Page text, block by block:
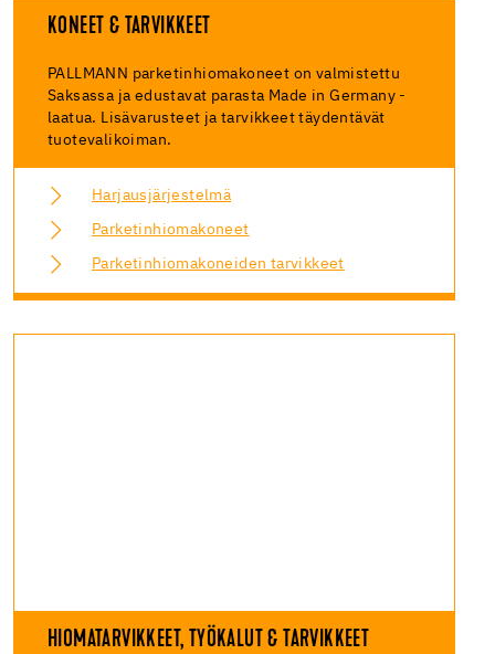
KONEET & TARVIKKEET
PALLMANN parketinhiomakoneet on valmistettu
Saksassa ja edustavat parasta Made in Germany -
laatua. Lisävarusteet ja tarvikkeet täydentävät
tuotevalikoiman.
Harjausjärjestelmä
Parketinhiomakoneet
Parketinhiomakoneiden tarvikkeet
HIOMATARVIKKEET, TYÖKALUT & TARVIKKEET